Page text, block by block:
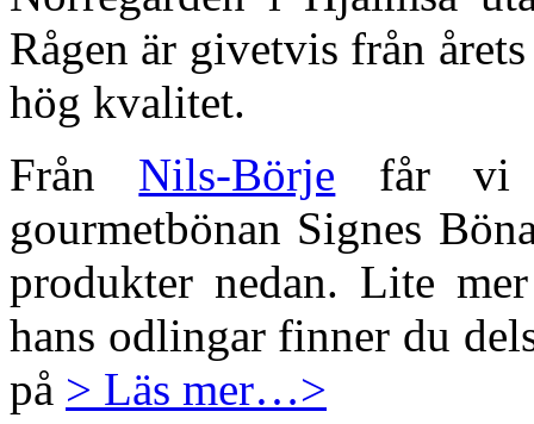
Rågen är givetvis från
hög kvalitet.
Från Nils-Börje får vi
gourmetbönan Signes
produkter nedan. Lite
hans odlingar finner du
på > Läs mer…>